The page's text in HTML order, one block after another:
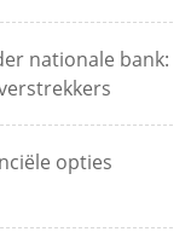
nationale bank:
opties